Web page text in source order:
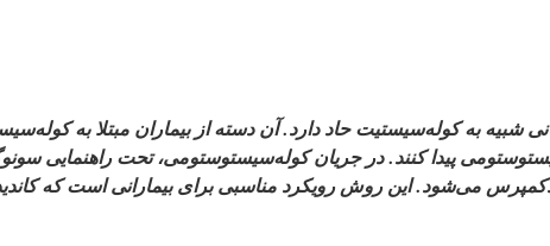
به کوله‌سیستیت حاد دارد. آن دسته از بيماران مبتلا به
پيدا كنند. در جريان كوله‌‏سيستوستومى، تحت راهنمايى
مى‏‌شود. اين روش رويكرد مناسبى براى بيمارانى است كه